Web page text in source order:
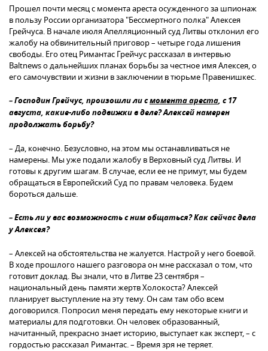
Прошел почти месяц с момента ареста осужденного за шпионаж
в пользу России организатора "Бессмертного полка" Алексея
Грейчуса. В начале июля Апелляционный суд Литвы отклонил его
жалобу на обвинительный приговор – четыре года лишения
свободы. Его отец Римантас Грейчус рассказал в интервью
Baltnews о дальнейших планах борьбы за честное имя Алексея, о
его самочувствии и жизни в заключении в тюрьме Правенишкес.
– Господин Грейчус, произошли ли смомента ареста, с 17
августа, какие-либо подвижки в деле? Алексей намерен
продолжать борьбу?
– Да, конечно. Безусловно, на этом мы останавливаться не
намерены. Мы уже подали жалобу в Верховный суд Литвы. И
готовы к другим шагам. В случае, если ее не примут, мы будем
обращаться в Европейский Суд по правам человека. Будем
бороться дальше.
– Есть ли у вас возможность с ним общаться? Как сейчас дела
у Алексея?
– Алексей на обстоятельства не жалуется. Настрой у него боевой.
В ходе прошлого нашего разговора он мне рассказал о том, что
готовит доклад. Вы знали, что в Литве 23 сентября –
национальный день памяти жертв Холокоста? Алексей
планирует выступление на эту тему. Он сам там обо всем
договорился. Попросил меня передать ему некоторые книги и
материалы для подготовки. Он человек образованный,
начитанный, прекрасно знает историю, выступает как эксперт, – с
гордостью рассказал Римантас. – Время зря не теряет.